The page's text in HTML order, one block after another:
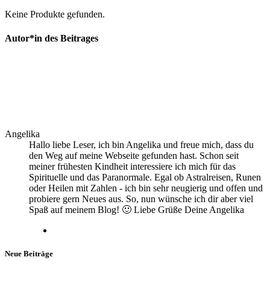
Keine Produkte gefunden.
Autor*in des Beitrages
Angelika
Hallo liebe Leser, ich bin Angelika und freue mich, dass du
den Weg auf meine Webseite gefunden hast. Schon seit
meiner frühesten Kindheit interessiere ich mich für das
Spirituelle und das Paranormale. Egal ob Astralreisen, Runen
oder Heilen mit Zahlen - ich bin sehr neugierig und offen und
probiere gern Neues aus. So, nun wünsche ich dir aber viel
Spaß auf meinem Blog! 🙂 Liebe Grüße Deine Angelika
Neue Beiträge